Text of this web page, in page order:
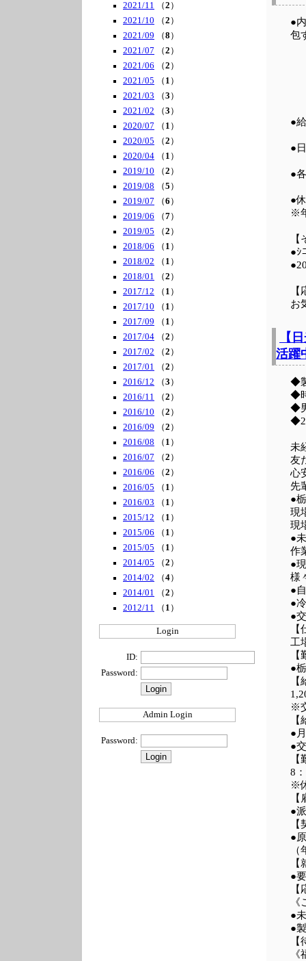
2021/11 （2 ）
2021/10 （2 ）
2021/09 （8 ）
2021/07 （2 ）
2021/06 （2 ）
2021/05 （ 1 ）
2021/03 （3 ）
2021/02 （3 ）
2020/07 （ 1 ）
2020/05 （2 ）
2020/04 （ 1 ）
2019/10 （2 ）
2019/08 （5 ）
2019/07 （6 ）
2019/06 （7）
2019/05 （2 ）
2018/06 （ 1 ）
2018/02 （ 1 ）
2018/01 （2 ）
2017/12 （ 1 ）
2017/10 （ 1 ）
2017/09 （ 1 ）
2017/04 （2 ）
2017/02 （2 ）
2017/01 （2 ）
2016/12 （3 ）
2016/11 （2 ）
2016/10 （2 ）
2016/09 （2 ）
2016/08 （ 1 ）
2016/07 （2 ）
2016/06 （2 ）
2016/05 （ 1 ）
2016/03 （ 1 ）
2015/12 （ 1 ）
2015/06 （ 1 ）
2015/05 （ 1 ）
2014/05 （2 ）
2014/02 （4）
2014/01 （2 ）
2012/11 （ 1 ）
Login
ID:
Password:
Admin Login
Password:
●
包
●
●
●
●
※
●ｼ
お
【
活躍
◆
◆
◆
未
友
心
先
●
現
現
●
作
●
様
●
●
●
工
※
●
●
8
※
●
●
●
●
●